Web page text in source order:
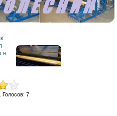
. Голосов: 7